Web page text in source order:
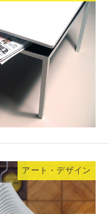
アート・デザイン